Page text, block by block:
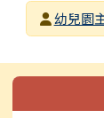
發布者
幼兒園
左邊區域